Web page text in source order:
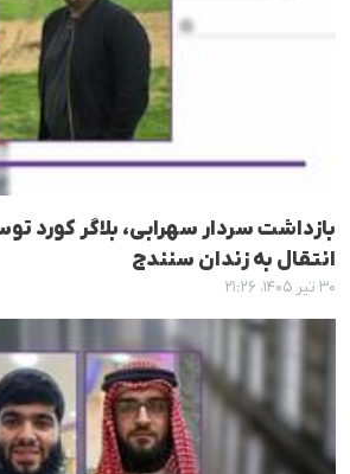
بازداشت سردار سهرابی، بلاگر کورد
انتقال به زندان سنندج
۳۰ تیر ۱۴۰۵، ۲۱:۲۶